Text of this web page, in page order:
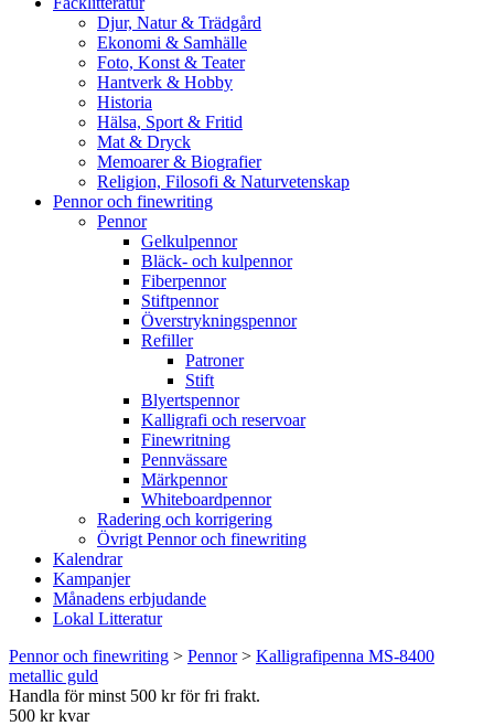
Djur, Natur & Trädgård
Ekonomi & Samhälle
Foto, Konst & Teater
Hantverk & Hobby
Historia
Hälsa, Sport & Fritid
Mat & Dryck
Memoarer & Biografier
Religion, Filosofi & Naturvetenskap
Pennor och finewriting
Pennor
Gelkulpennor
Bläck- och kulpennor
Fiberpennor
Stiftpennor
Överstrykningspennor
Refiller
Patroner
Stift
Blyertspennor
Kalligrafi och reservoar
Finewritning
Pennvässare
Märkpennor
Whiteboardpennor
Radering och korrigering
Övrigt Pennor och finewriting
Kalendrar
Kampanjer
Månadens erbjudande
Lokal Litteratur
Pennor och finewriting > Pennor> Kalligrafipenna MS-8400
metallic guld
Handla för minst 500 kr för fri frakt.
500 kr kvar